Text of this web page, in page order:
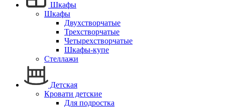
Шкафы
Шкафы
Двухстворчатые
Трехстворчатые
Четырехстворчатые
Шкафы-купе
Стеллажи
Детская
Кровати детские
Для подростка